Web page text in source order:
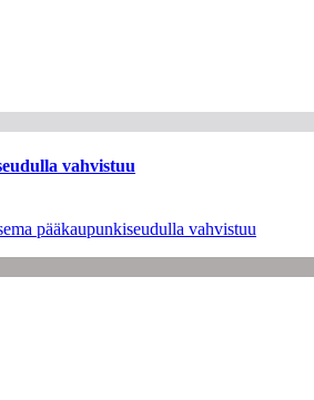
vahvistuu
pääkaupunkiseudulla vahvistuu